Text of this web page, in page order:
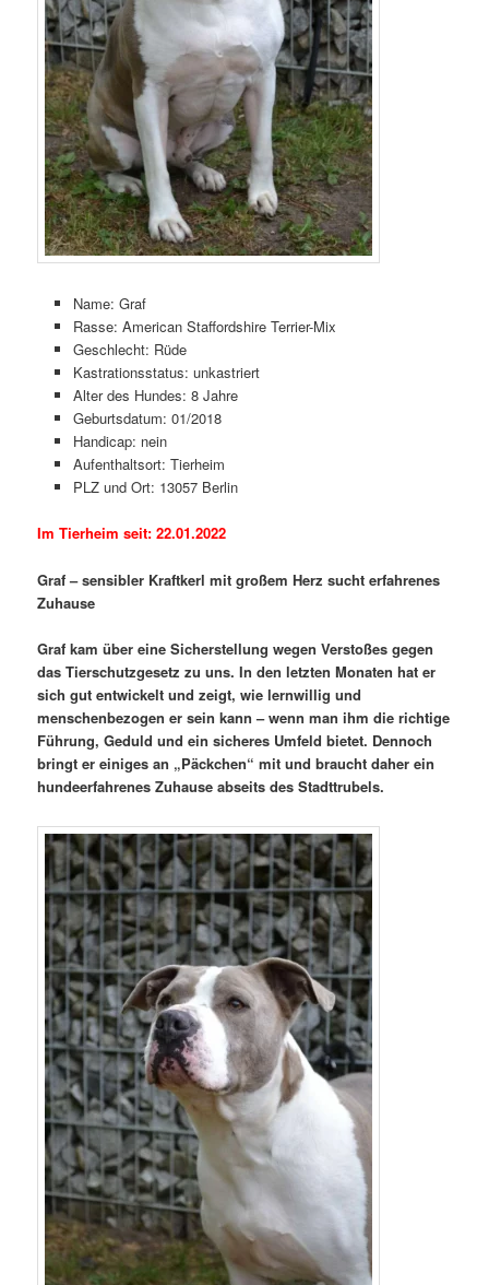
Name: Graf
Rasse: American Staffordshire Terrier-Mix
Geschlecht: Rüde
Kastrationsstatus: unkastriert
Alter des Hundes: 8 Jahre
Geburtsdatum: 01/2018
Handicap: nein
Aufenthaltsort: Tierheim
PLZ und Ort: 13057 Berlin
Im Tierheim seit: 22.01.2022
Graf – sensibler Kraftkerl mit großem Herz sucht erfahrenes
Zuhause
Graf kam über eine Sicherstellung wegen Verstoßes gegen
das Tierschutzgesetz zu uns. In den letzten Monaten hat er
sich gut entwickelt und zeigt, wie lernwillig und
menschenbezogen er sein kann – wenn man ihm die richtige
Führung, Geduld und ein sicheres Umfeld bietet. Dennoch
bringt er einiges an „Päckchen“ mit und braucht daher ein
hundeerfahrenes Zuhause abseits des Stadttrubels.